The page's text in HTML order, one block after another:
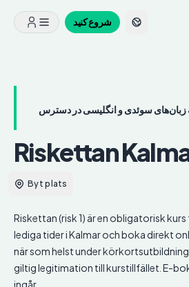
شروع کنید
سوئدی و انگلیسی در دسترس
Riskettan
Byt plats
Riskettan (risk 1) är en obligatorisk
lediga tider i Kalmar och boka direkt
när som helst under
giltig legitimation till kurstillfället. E-
ingår.